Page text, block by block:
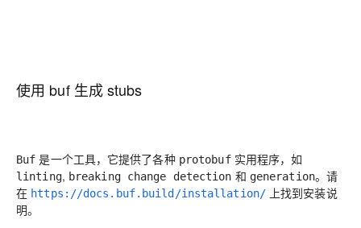
使用 buf 生成 stubs
Buf 是一个工具，它提供了各种 protobuf实用程序，如
linting, breaking change detection 和 generation。请
在 https://docs.buf.build/installation/上找到安装说
明。